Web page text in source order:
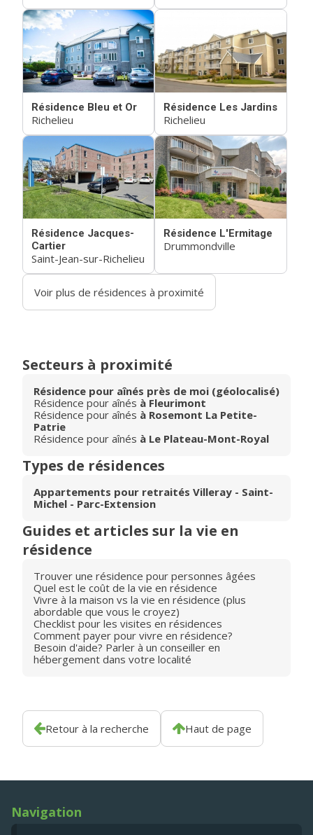
Résidence Bleu et Or
Richelieu
Résidence Les Jardins
Richelieu
Résidence Jacques-
Cartier
Saint-Jean-sur-Richelieu
Résidence L'Ermitage
Drummondville
Voir plus de résidences à proximité
Secteurs à proximité
Résidence pour aînés près de moi (géolocalisé)
Résidence pour aînés à Fleurimont
Résidence pour aînés à Rosemont La Petite-
Patrie
Résidence pour aînés à Le Plateau-Mont-Royal
Types de résidences
Appartements pour retraités Villeray - Saint-
Michel - Parc-Extension
Guides et articles sur la vie en
résidence
Trouver une résidence pour personnes âgées
Quel est le coût de la vie en résidence
Vivre à la maison vs la vie en résidence (plus
abordable que vous le croyez)
Checklist pour les visites en résidences
Comment payer pour vivre en résidence?
Besoin d'aide? Parler à un conseiller en
hébergement dans votre localité
Retour à la recherche Haut de page
Navigation